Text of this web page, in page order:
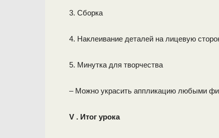
3. Сборка
4. Наклеивание деталей на лицевую
5. Минутка для творчества
– Можно украсить аппликацию любыми
V . Итог урока